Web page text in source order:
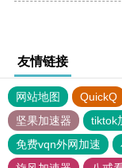
友情链接
网站地图 QuickQ
坚果加速器
tiktok
免费vqn外网加速